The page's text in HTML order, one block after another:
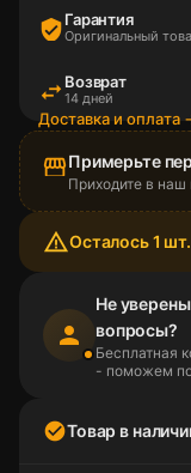
verified_userГарантия
Оригинальный
swap_horiz Возврат
14 дней
Доставка и оплата
storefrontПримерьте
Приходите в
warning_amberОсталось 1 шт.
person
Не
вопросы?
Бесплатная
- поможем
check_circleТовар в